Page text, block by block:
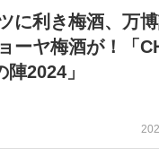
に利き梅酒、万
ーヤ梅酒が！「
2024」